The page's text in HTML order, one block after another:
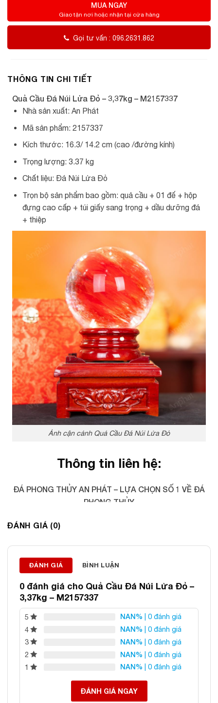
MUA NGAY
Giao tận nơi hoặc nhận tại cửa hàng
Gọi tư vấn : 096.2631.862
THÔNG TIN CHI TIẾT
Quả Cầu Đá Núi Lửa Đỏ – 3,37kg – M2157337
Nhà sản xuất: An Phát
Mã sản phẩm: 2157337
Kích thước: 16.3/ 14.2 cm (cao /đường kính)
Trọng lượng: 3.37 kg
Chất liệu: Đá Núi Lửa Đỏ
Trọn bộ sản phẩm bao gồm: quả cầu + 01 đế + hộp
đựng cao cấp + túi giấy sang trọng + dầu dưỡng đá
+ thiệp
Ảnh cận cảnh Quả Cầu Đá Núi Lửa Đỏ
Thông tin liên hệ:
ĐÁ PHONG THỦY AN PHÁT – LỰA CHỌN SỐ 1 VỀ ĐÁ
PHONG THỦY
ĐÁNH GIÁ (0)
ĐÁNH GIÁ BÌNH LUẬN
0 đánh giá cho Quả Cầu Đá Núi Lửa Đỏ –
3,37kg – M2157337
5 NAN% | 0 đánh giá
4
NAN% | 0 đánh giá
3
NAN% | 0 đánh giá
2
NAN% | 0 đánh giá
1
NAN% | 0 đánh giá
ĐÁNH GIÁ NGAY